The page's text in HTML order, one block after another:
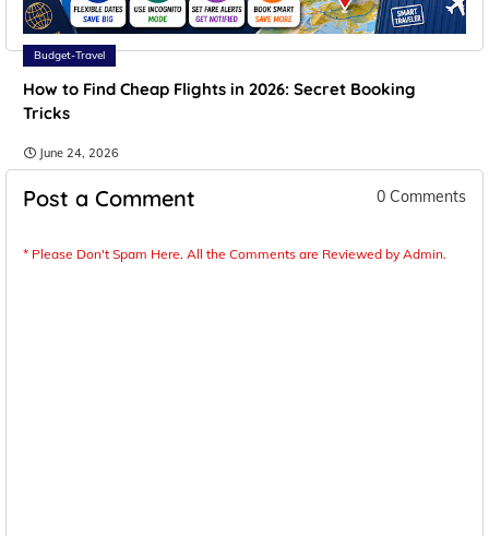
Budget-Travel
How to Find Cheap Flights in 2026: Secret Booking
Tricks
June 24, 2026
Post a Comment 0 Comments
* Please Don't Spam Here. All the Comments are Reviewed by Admin.